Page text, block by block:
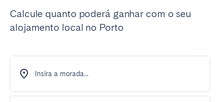
Calcule quanto poderá ganhar com o seu
alojamento local no Porto
Insira a morada...